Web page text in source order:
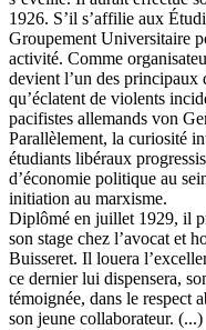
1926. S’il s’affilie aux
Groupement Universitaire
activité. Comme
devient l’un des principaux
qu’éclatent de violents
pacifistes allemands von
Parallèlement, la curiosité
étudiants libéraux
d’économie politique au
initiation au marxisme.
Diplômé en juillet 1929, il
son stage chez l’avocat et
Buisseret. Il louera
ce dernier lui dispensera,
témoignée, dans le respect
son jeune collaborateur. (...)